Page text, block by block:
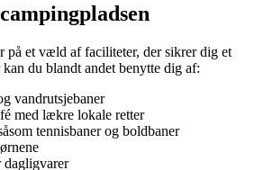
på et væld af faciliteter, der sikrer dig et
du blandt andet benytte dig af:
vandrutsjebaner
med lækre lokale retter
tennisbaner og boldbaner
dagligvarer